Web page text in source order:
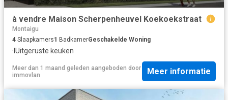
à vendre Maison Scherpenheuvel Koekoekstraat
Montaigu
4 Slaapkamers1 BadkamerGeschakelde Woning
· IUitgeruste keuken
Meer dan 1 maand geleden aangeboden door
immovlan
Meer informatie